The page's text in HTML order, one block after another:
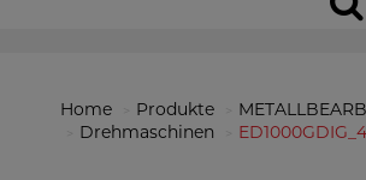
Home Produkte
Drehmaschinen